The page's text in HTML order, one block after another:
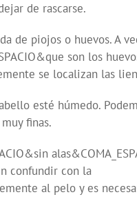
de rascarse.
de piojos o huevos. A
son los
se localizan las
esté húmedo.
finas.
confundir con la
al pelo y es